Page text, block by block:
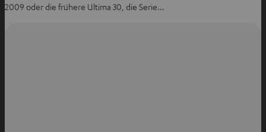
2009 oder die frühere Ultima 30, die Serie…